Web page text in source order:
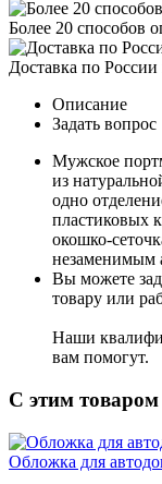
Более 20 способов
Доставка по
Описание
Задать вопрос
Мужское
из
одно
пластиковых
окошко-
незаменимым
Вы можете
товару или
Наши
вам помогут.
С этим
Обложка для